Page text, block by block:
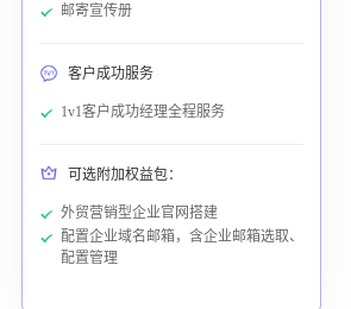
邮寄宣传册
客户成功服务
1v1客户成功经理全程服务
可选附加权益包：
外贸营销型企业官网搭建
配置企业域名邮箱，含企业邮箱选取、
配置管理